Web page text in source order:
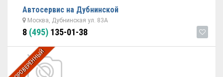
Автосервис на Дубнинской
Москва, Дубнинская ул. 83А
8 (495) 135-01-38
ПРОВЕРЕННЫЙ